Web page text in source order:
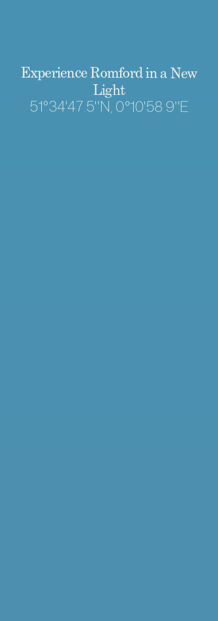
ExperienceRomfordin a New
Light
51°34'47 5"N 0°10'58 9"E